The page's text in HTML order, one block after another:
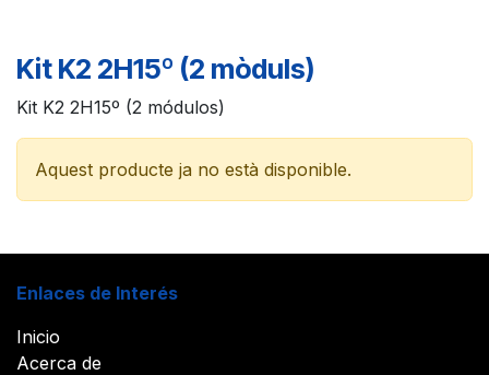
Kit K2 2H15º (2 mòduls)
Kit K2 2H15º (2 módulos)
Aquest producte ja no està disponible.
Enlaces de Interés
Inicio
Acerca de